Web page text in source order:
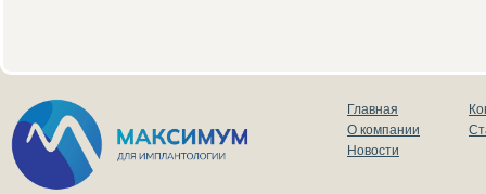
Главная
О компании
Новости